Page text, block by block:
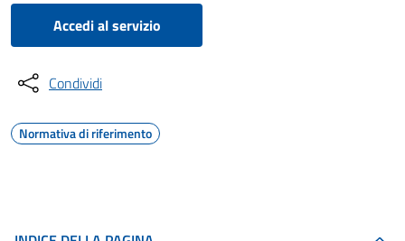
Accedi al servizio
Condividi
Normativa di riferimento